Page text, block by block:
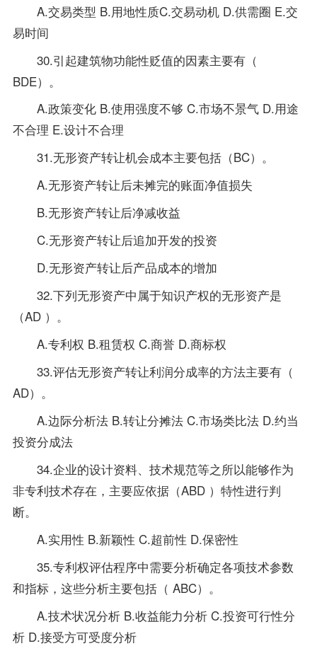
A.交易类型 B.用地性质C.交易动机 D.供需圈 E.交
易时间
30.引起建筑物功能性贬值的因素主要有（
BDE）。
A.政策变化 B.使用强度不够 C.市场不景气 D.用途
不合理 E.设计不合理
31.无形资产转让机会成本主要包括（BC）。
A.无形资产转让后未摊完的账面净值损失
B.无形资产转让后净减收益
C.无形资产转让后追加开发的投资
D.无形资产转让后产品成本的增加
32.下列无形资产中属于知识产权的无形资产是
（AD ）。
A.专利权 B.租赁权 C.商誉 D.商标权
33.评估无形资产转让利润分成率的方法主要有（
AD）。
A.边际分析法 B.转让分摊法 C.市场类比法 D.约当
投资分成法
34.企业的设计资料、技术规范等之所以能够作为
非专利技术存在，主要应依据（ABD ）特性进行判
断。
A.实用性 B.新颖性 C.超前性 D.保密性
35.专利权评估程序中需要分析确定各项技术参数
和指标，这些分析主要包括（ ABC）。
A.技术状况分析 B.收益能力分析 C.投资可行性分
析 D.接受方可受度分析